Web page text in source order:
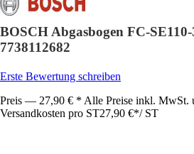
BOSCH Abgasbogen FC-
7738112682
Erste Bewertung schreiben
Preis — 27,90 € * Alle Preise inkl. MwSt.
Versandkosten pro ST27,90 €*/ ST